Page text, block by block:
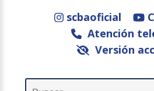
scbaoficial
Atención
Versión